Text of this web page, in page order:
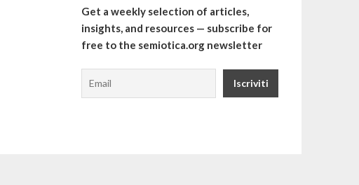
Get a weekly selection of articles,
insights, and resources — subscribe for
free to the semiotica.org newsletter